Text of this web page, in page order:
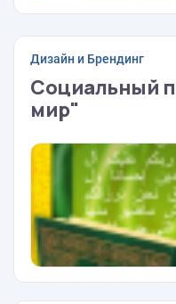
Дизайн и Брендинг
Социальный
мир"